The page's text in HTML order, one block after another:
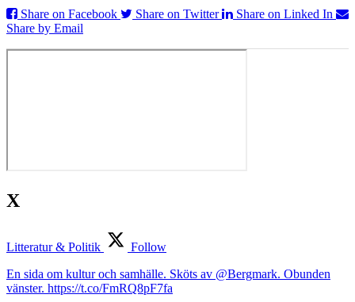
Share on Facebook
Share on Twitter
Share on Linked In
Share by Email
X
Litteratur & Politik
Follow
En sida om kultur och samhälle. Sköts av @Bergmark. Obunden
vänster. https://t.co/FmRQ8pF7fa